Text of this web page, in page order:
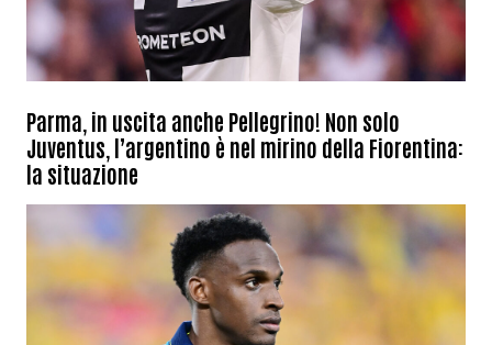
Parma, in uscita anche Pellegrino! Non solo
Juventus, l’argentino è nel mirino della Fiorentina:
la situazione